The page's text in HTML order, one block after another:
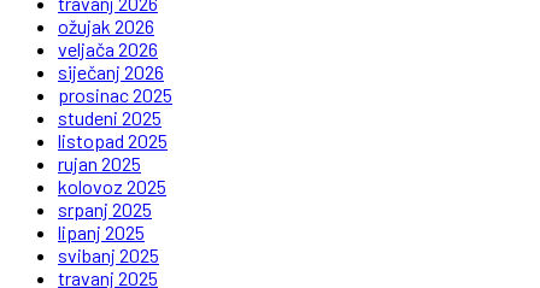
ožujak 2026
veljača 2026
siječanj 2026
prosinac 2025
studeni 2025
listopad 2025
rujan 2025
kolovoz 2025
srpanj 2025
lipanj 2025
svibanj 2025
travanj 2025